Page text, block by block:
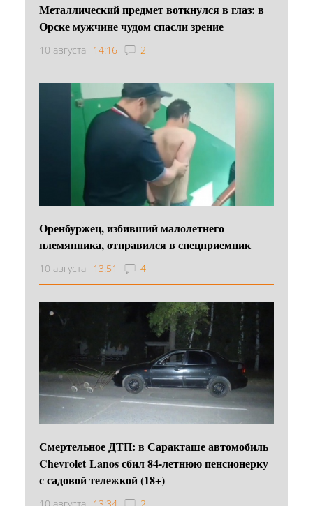
Металлический предмет воткнулся в глаз: в
Орске мужчине чудом спасли зрение
10 августа 14:16 2
Оренбуржец, избивший малолетнего
племянника, отправился в спецприемник
10 августа 13:51 4
Смертельное ДТП: в Саракташе автомобиль
Chevrolet Lanos сбил 84-летнюю пенсионерку
с садовой тележкой (18+)